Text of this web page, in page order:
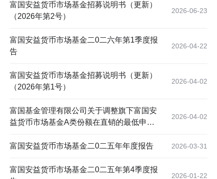
富国安益货币市场基金招募说明书（更新）
（2026年第2号）
2026-06-23
富国安益货币市场基金二0二六年第1季度报
告
2026-04-22
富国安益货币市场基金招募说明书（更新）
（2026年第1号）
2026-04-02
富国基金管理有限公司关于调整旗下富国安
益货币市场基金A类份额在直销的最低申购
2026-04-02
富国安益货币市场基金二0二五年年度报告 2026-03-31
富国安益货币市场基金二0二五年第4季度报
2026-01-22